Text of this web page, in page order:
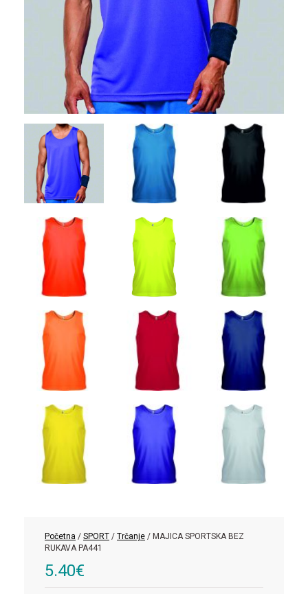
Početna / SPORT / Trčanje / MAJICA SPORTSKA BEZ
RUKAVA PA441
5.40€